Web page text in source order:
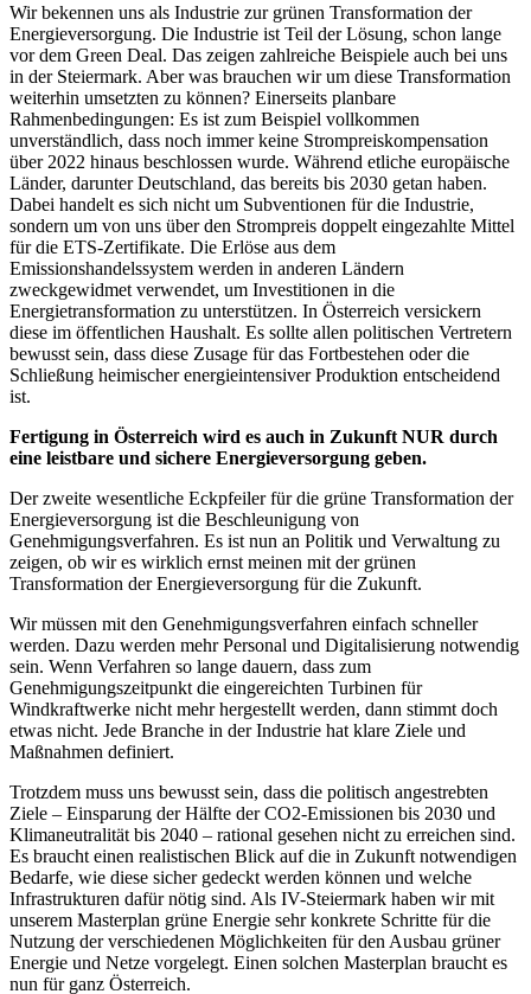
Wir bekennen uns als Industrie zur grünen Transformation der
Energieversorgung. Die Industrie ist Teil der Lösung, schon lange
vor dem Green Deal. Das zeigen zahlreiche Beispiele auch bei uns
in der Steiermark. Aber was brauchen wir um diese Transformation
weiterhin umsetzten zu können? Einerseits planbare
Rahmenbedingungen: Es ist zum Beispiel vollkommen
unverständlich, dass noch immer keine Strompreiskompensation
über 2022 hinaus beschlossen wurde. Während etliche europäische
Länder, darunter Deutschland, das bereits bis 2030 getan haben.
Dabei handelt es sich nicht um Subventionen für die Industrie,
sondern um von uns über den Strompreis doppelt eingezahlte Mittel
für die ETS-Zertifikate. Die Erlöse aus dem
Emissionshandelssystem werden in anderen Ländern
zweckgewidmet verwendet, um Investitionen in die
Energietransformation zu unterstützen. In Österreich versickern
diese im öffentlichen Haushalt. Es sollte allen politischen Vertretern
bewusst sein, dass diese Zusage für das Fortbestehen oder die
Schließung heimischer energieintensiver Produktion entscheidend
ist.
Fertigung in Österreich wird es auch in Zukunft NUR durch
eine leistbare und sichere Energieversorgung geben.
Der zweite wesentliche Eckpfeiler für die grüne Transformation der
Energieversorgung ist die Beschleunigung von
Genehmigungsverfahren. Es ist nun an Politik und Verwaltung zu
zeigen, ob wir es wirklich ernst meinen mit der grünen
Transformation der Energieversorgung für die Zukunft.
Wir müssen mit den Genehmigungsverfahren einfach schneller
werden. Dazu werden mehr Personal und Digitalisierung notwendig
sein. Wenn Verfahren so lange dauern, dass zum
Genehmigungszeitpunkt die eingereichten Turbinen für
Windkraftwerke nicht mehr hergestellt werden, dann stimmt doch
etwas nicht. Jede Branche in der Industrie hat klare Ziele und
Maßnahmen definiert.
Trotzdem muss uns bewusst sein, dass die politisch angestrebten
Ziele – Einsparung der Hälfte der CO2-Emissionen bis 2030 und
Klimaneutralität bis 2040 – rational gesehen nicht zu erreichen sind.
Es braucht einen realistischen Blick auf die in Zukunft notwendigen
Bedarfe, wie diese sicher gedeckt werden können und welche
Infrastrukturen dafür nötig sind. Als IV-Steiermark haben wir mit
unserem Masterplan grüne Energie sehr konkrete Schritte für die
Nutzung der verschiedenen Möglichkeiten für den Ausbau grüner
Energie und Netze vorgelegt. Einen solchen Masterplan braucht es
nun für ganz Österreich.